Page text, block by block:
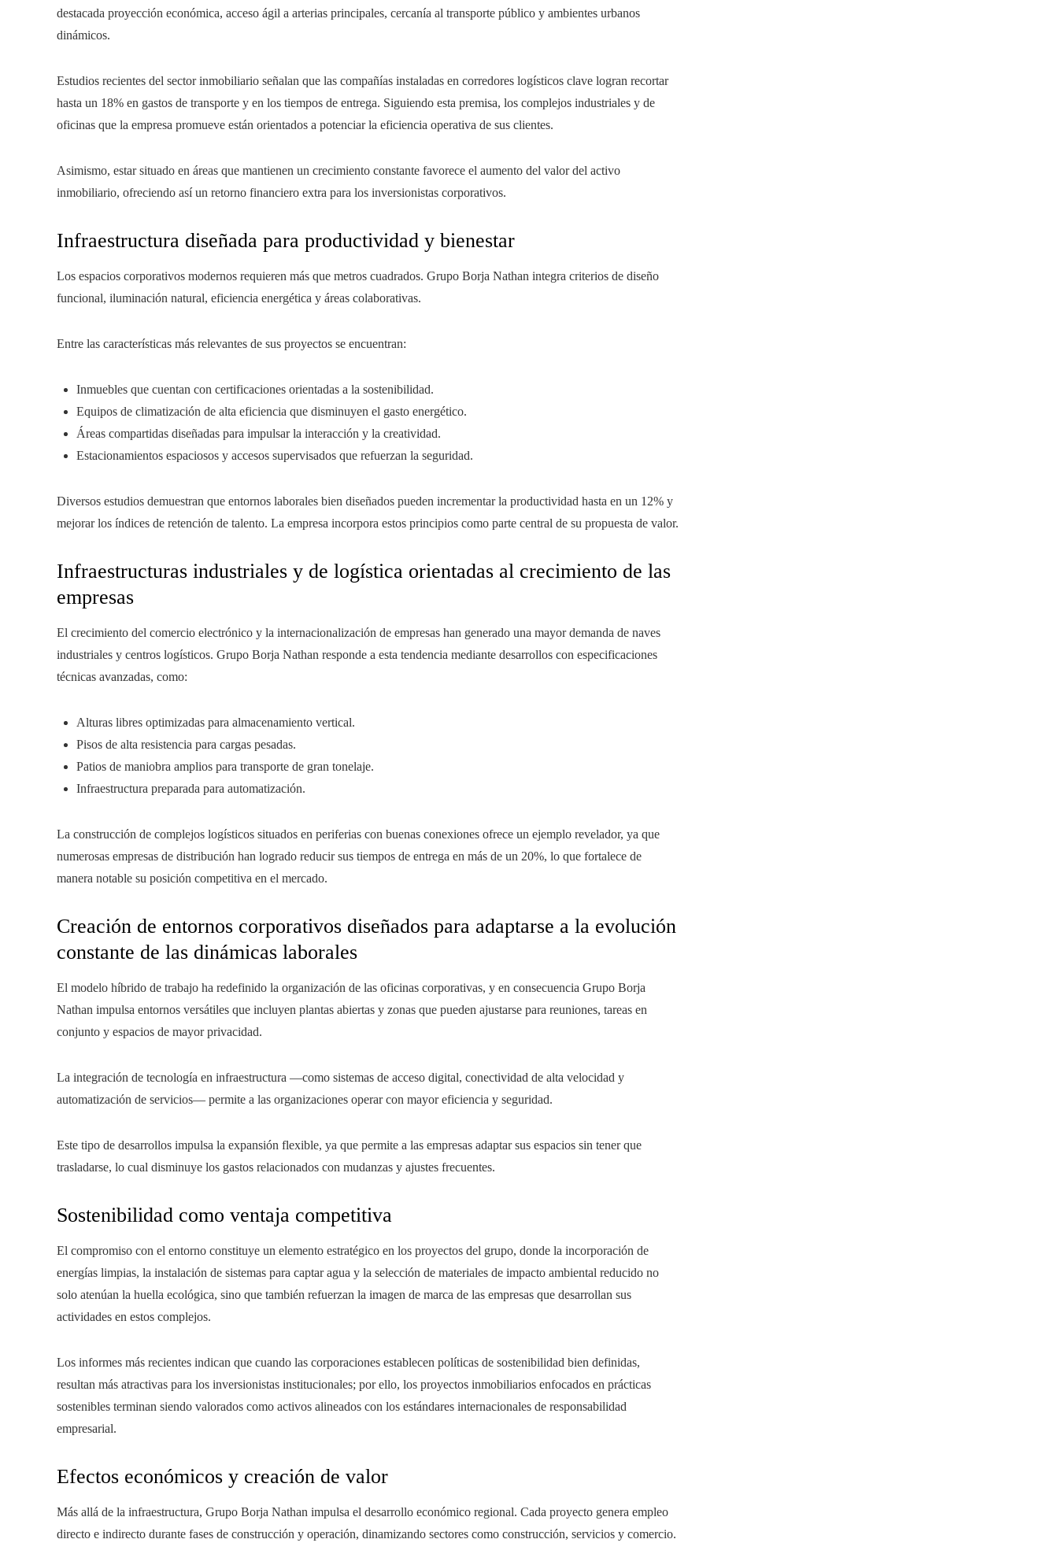
destacada proyección económica, acceso ágil a arterias principales, cercanía al transporte público y ambientes urbanos
dinámicos.
Estudios recientes del sector inmobiliario señalan que las compañías instaladas en corredores logísticos clave logran recortar
hasta un 18% en gastos de transporte y en los tiempos de entrega. Siguiendo esta premisa, los complejos industriales y de
oficinas que la empresa promueve están orientados a potenciar la eficiencia operativa de sus clientes.
Asimismo, estar situado en áreas que mantienen un crecimiento constante favorece el aumento del valor del activo
inmobiliario, ofreciendo así un retorno financiero extra para los inversionistas corporativos.
Infraestructura diseñada para productividad y bienestar
Los espacios corporativos modernos requieren más que metros cuadrados. Grupo Borja Nathan integra criterios de diseño
funcional, iluminación natural, eficiencia energética y áreas colaborativas.
Entre las características más relevantes de sus proyectos se encuentran:
Inmuebles que cuentan con certificaciones orientadas a la sostenibilidad.
Equipos de climatización de alta eficiencia que disminuyen el gasto energético.
Áreas compartidas diseñadas para impulsar la interacción y la creatividad.
Estacionamientos espaciosos y accesos supervisados que refuerzan la seguridad.
Diversos estudios demuestran que entornos laborales bien diseñados pueden incrementar la productividad hasta en un 12% y
mejorar los índices de retención de talento. La empresa incorpora estos principios como parte central de su propuesta de valor.
Infraestructuras industriales y de logística orientadas al crecimiento de las
empresas
El crecimiento del comercio electrónico y la internacionalización de empresas han generado una mayor demanda de naves
industriales y centros logísticos. Grupo Borja Nathan responde a esta tendencia mediante desarrollos con especificaciones
técnicas avanzadas, como:
Alturas libres optimizadas para almacenamiento vertical.
Pisos de alta resistencia para cargas pesadas.
Patios de maniobra amplios para transporte de gran tonelaje.
Infraestructura preparada para automatización.
La construcción de complejos logísticos situados en periferias con buenas conexiones ofrece un ejemplo revelador, ya que
numerosas empresas de distribución han logrado reducir sus tiempos de entrega en más de un 20%, lo que fortalece de
manera notable su posición competitiva en el mercado.
Creación de entornos corporativos diseñados para adaptarse a la evolución
constante de las dinámicas laborales
El modelo híbrido de trabajo ha redefinido la organización de las oficinas corporativas, y en consecuencia Grupo Borja
Nathan impulsa entornos versátiles que incluyen plantas abiertas y zonas que pueden ajustarse para reuniones, tareas en
conjunto y espacios de mayor privacidad.
La integración de tecnología en infraestructura —como sistemas de acceso digital, conectividad de alta velocidad y
automatización de servicios— permite a las organizaciones operar con mayor eficiencia y seguridad.
Este tipo de desarrollos impulsa la expansión flexible, ya que permite a las empresas adaptar sus espacios sin tener que
trasladarse, lo cual disminuye los gastos relacionados con mudanzas y ajustes frecuentes.
Sostenibilidad como ventaja competitiva
El compromiso con el entorno constituye un elemento estratégico en los proyectos del grupo, donde la incorporación de
energías limpias, la instalación de sistemas para captar agua y la selección de materiales de impacto ambiental reducido no
solo atenúan la huella ecológica, sino que también refuerzan la imagen de marca de las empresas que desarrollan sus
actividades en estos complejos.
Los informes más recientes indican que cuando las corporaciones establecen políticas de sostenibilidad bien definidas,
resultan más atractivas para los inversionistas institucionales; por ello, los proyectos inmobiliarios enfocados en prácticas
sostenibles terminan siendo valorados como activos alineados con los estándares internacionales de responsabilidad
empresarial.
Efectos económicos y creación de valor
Más allá de la infraestructura, Grupo Borja Nathan impulsa el desarrollo económico regional. Cada proyecto genera empleo
directo e indirecto durante fases de construcción y operación, dinamizando sectores como construcción, servicios y comercio.